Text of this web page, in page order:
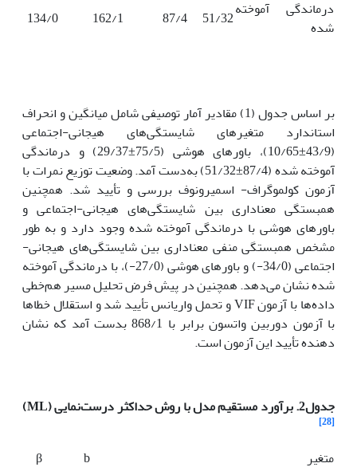
درماندگی آموخته
شده
51/32
87/4
162/1
134/0
ﺑﺮ اﺳﺎس ﺟﺪول (1) مقادیر آمار توصیفی شامل میانگین و انحراف
استاندارد متغیرهای شایستگی‌های هیجانی-اجتماعی
(43/9±10/65)، باورهای هوشی (75/5±29/37) و درماندگی
آموخته شده (87/4±51/32) به‌دست آمد. وضعیت توزیع نمرات با
آزمون کولموگراف- اسمیرونوف بررسی و تأیید شد. همچنین
همبستگی معناداری بین شایستگی‌های هیجانی-اجتماعی و
باورهای هوشی با درماندگی آموخته شده وجود دارد و به طور
مشخص همبستگی منفی معناداری بین شایستگی‌های هیجانی-
اجتماعی (34/0-) و باورهای هوشی (27/0-)، با درماندگی آموخته
شده نشان می‌دهد. همچنین در پیش فرض تحلیل مسیر هم‌خطی
داده‌ها با آزمون VIF و تحمل واریانس تأیید شد و استقلال خطاها
با آزمون دوربین واتسون برابر با 868/1 بدست آمد که نشان
دهنده تأیید این آزمون است.
جدول2. برآورد مستقیم مدل با روشحداکثر درست‌نمایی (ML
)
[28]
متغیر b
β